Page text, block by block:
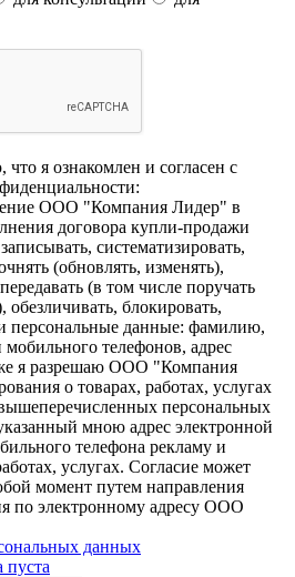
я ознакомлен и согласен с
ООО "Компания Лидер" в
договора купли-продажи
систематизировать,
(обновлять, изменять),
(в том числе поручать
блокировать,
персональные данные: фамилию,
телефонов, адрес
я разрешаю ООО "Компания
о товарах, работах, услугах
персональных
мною адрес электронной
телефона рекламу и
услугах. Согласие может
момент путем направления
по электронному адресу ООО
данных
пуста